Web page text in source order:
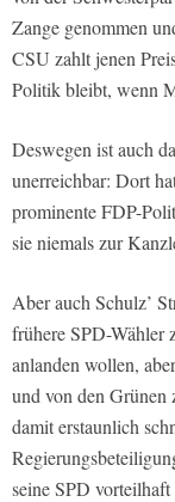
Zange genommen
CSU zahlt jenen
Politik bleibt, wenn
Deswegen ist auch
unerreichbar: Dort
prominente FDP-
sie niemals zur
Aber auch Schulz’
frühere SPD-Wähler
anlanden wollen,
und von den Grünen
damit erstaunlich
seine SPD